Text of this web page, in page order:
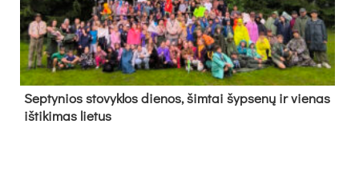
Sep­ty­nios sto­vyk­los die­nos, šim­tai šyp­se­nų ir vie­nas
iš­ti­ki­mas lie­tus